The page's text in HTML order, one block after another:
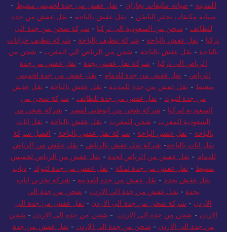
للمدينة - صيانة مكيفات بجازان - نقل عفش من جدة لخميس مشيط -
صيانة مكيفات بحفر الباطن - نقل عفش بالباحة - نقل عفش من جدة
للطائف - شحن من السعودية الى تركيا - شركة شحن من جدة الى
تركيا - نقل عفش بالباحة - شركة تنظيف بالباحة - شركة تنظيف خزانات
بالباحة - نقل عفش بالباحة - شحن من الرياض الي المغرب - شحن من
الرياض الى تركيا - شركة نقل عفش بجدة - نقل عفش من جدة
للرياض - نقل عفش من جدة للدمام - نقل عفش من جدة لخميس
مشيط - نقل عفش من جدة للمدينة - نقل عفش بالباحة - نقل عفش
من جدة لتبوك - نقل عفش من جدة للطائف - شركة شحن من
السعودية لتركيا - شركة شحن من ابوظبي لمصر - شركة شحن من
السعودية للمغرب - شحن للمغرب - نقل عفش بالباحة - نقل اثاث
بالباحة - نقل عفش الباحة - شركة نقل عفش بالباحة - افضل شركة
نقل اثاث بالباحة- شركة نقل عفش بالرياض - نقل عفش من الرياض
للدمام - نقل عفش من الرياض لجدة - نقل عفش من الرياض لخميس
مشيط - نقل عفش من جدة لمكة - نقل عفش من جدة لتبوك - دباب
نقل عفش بجدة - نقل عفش من جدة للمدينة - شركة تخزين اثاث
بجدة - نقل عفش من جدة الي الاردن - شحن من جدة الى
الاردن - شركة شحن من جدة الى الاردن - نقل عفش من جدة الي
الاردن - شحن من جدة الى الاردن - شحن من جدة الى الاردن - شحن
من جدة الى الاردن - شحن من جدة الى الاردن - نقل عفش من جدة